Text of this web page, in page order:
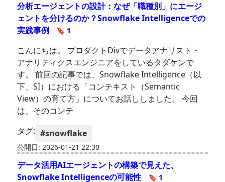
分析エージェントの設計：なぜ「職種別」にエージ
ェントを分けるのか？Snowflake Intelligenceでの
実践事例
🔖 1
こんにちは。 プロダクトDivでデータアナリスト・
アナリティクスエンジニアをしているタダケンで
す。 前回の記事では、Snowflake Intelligence（以
下、SI）における「コンテキスト（Semantic
View）の育て方」についてお話ししました。 今回
は、そのコンテ
タグ: #snowflake
公開日: 2026-01-21 22:30
データ活用AIエージェントの構築で見えた、
Snowflake Intelligenceの可能性
🔖 1